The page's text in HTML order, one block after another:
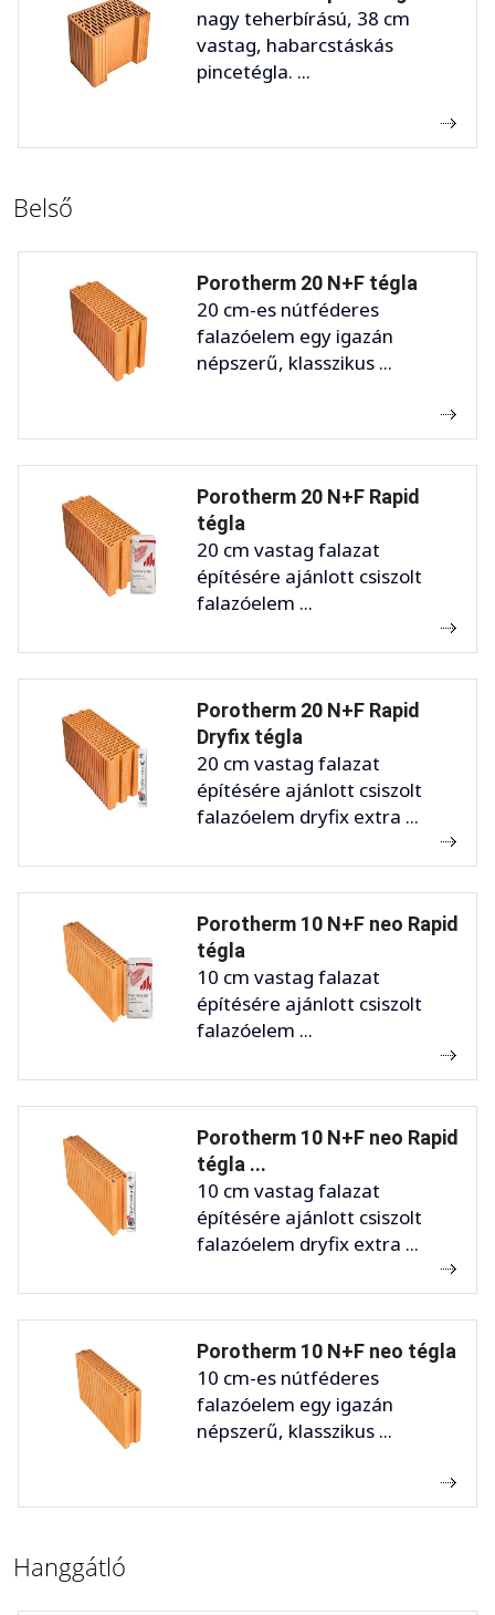
nagy teherbírású, 38 cm
vastag, habarcstáskás
pincetégla. ...
Belső
Porotherm 20 N+F tégla
20 cm-es nútféderes
falazóelem egy igazán
népszerű, klasszikus ...
Porotherm 20 N+F Rapid
tégla
20 cm vastag falazat
építésére ajánlott csiszolt
falazóelem ...
Porotherm 20 N+F Rapid
Dryfix tégla
20 cm vastag falazat
építésére ajánlott csiszolt
falazóelem dryfix extra ...
Porotherm 10 N+F neo Rapid
tégla
10 cm vastag falazat
építésére ajánlott csiszolt
falazóelem ...
Porotherm 10 N+F neo Rapid
tégla ...
10 cm vastag falazat
építésére ajánlott csiszolt
falazóelem dryfix extra ...
Porotherm 10 N+F neo tégla
10 cm-es nútféderes
falazóelem egy igazán
népszerű, klasszikus ...
Hanggátló